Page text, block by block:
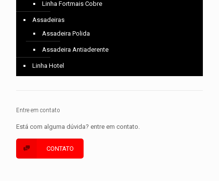
Linha Fortmais Cobre
Assadeiras
Assadeira Polida
Assadeira Antiaderente
Linha Hotel
Entre em contato
Está com alguma dúvida? entre em contato.
CONTATO